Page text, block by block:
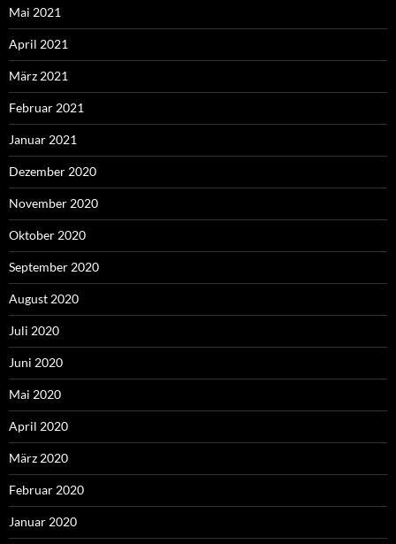
Mai 2021
April 2021
März 2021
Februar 2021
Januar 2021
Dezember 2020
November 2020
Oktober 2020
September 2020
August 2020
Juli 2020
Juni 2020
Mai 2020
April 2020
März 2020
Februar 2020
Januar 2020